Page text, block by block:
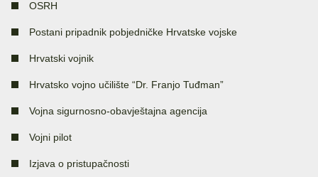
OSRH
Postani pripadnik pobjedničke Hrvatske vojske
Hrvatski vojnik
Hrvatsko vojno učilište “Dr. Franjo Tuđman”
Vojna sigurnosno-obavještajna agencija
Vojni pilot
Izjava o pristupačnosti